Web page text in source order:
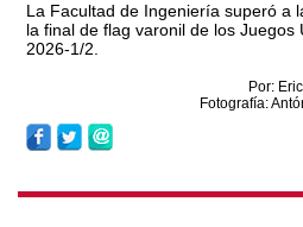
La Facultad de Ingeniería superó a
la final de flag varonil de los Juegos
2026-1/2.
Por:
Fotografía: